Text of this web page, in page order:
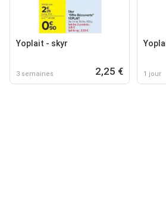
Yoplait - skyr
3 semaines 2,25 € 1 jour